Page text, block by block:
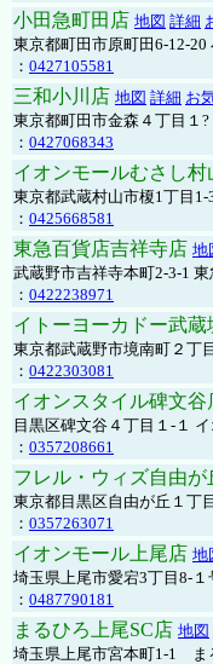
小田急町田店 地図 詳細
東京都町田市原町田6-12-
： 0427105581
三和小川店 地図 詳細 お
東京都町田市金森４丁目１?
： 0427068343
イオンモールむさし村
東京都武蔵村山市榎1丁目
： 0425668581
東急百貨店吉祥寺店 地
武蔵野市吉祥寺本町2-3-1
： 0422238971
イトーヨーカドー武蔵
東京都武蔵野市境南町２丁
： 0422303081
イオンスタイル碑文谷
目黒区碑文谷４丁目１-１
： 0357208661
フレル・ウィズ自由が
東京都目黒区自由が丘１丁
： 0357263071
イオンモール上尾店 地
埼玉県上尾市愛宕3丁目8-
： 0487790181
まるひろ上尾SC店 地図
埼玉県上尾市宮本町1-1 ま